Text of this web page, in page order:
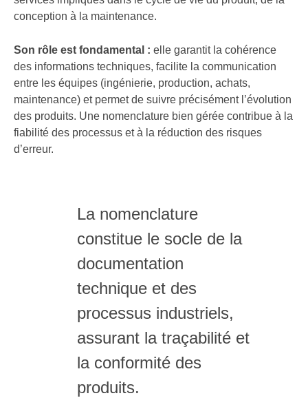
conception à la maintenance.
Son rôle est fondamental : elle garantit la cohérence
des informations techniques, facilite la communication
entre les équipes (ingénierie, production, achats,
maintenance) et permet de suivre précisément l’évolution
des produits. Une nomenclature bien gérée contribue à la
fiabilité des processus et à la réduction des risques
d’erreur.
La nomenclature
constitue le socle de la
documentation
technique et des
processus industriels,
assurant la traçabilité et
la conformité des
produits.